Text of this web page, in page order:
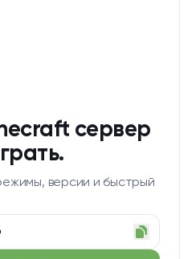
сервер
версии и быстрый